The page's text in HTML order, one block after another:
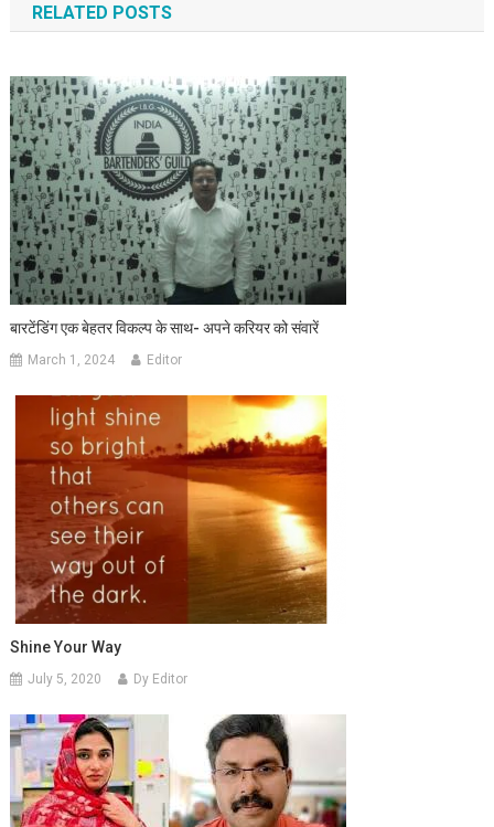
RELATED POSTS
बारटेंडिंग एक बेहतर विकल्प के साथ- अपने करियर को संवारें
March 1, 2024 Editor
Shine Your Way
July 5, 2020 Dy Editor